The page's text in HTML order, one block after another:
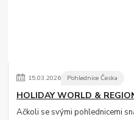
15.03.2026 Pohlednice Česka
HOLIDAY WORLD &
Ačkoli se svými pohlednicemi